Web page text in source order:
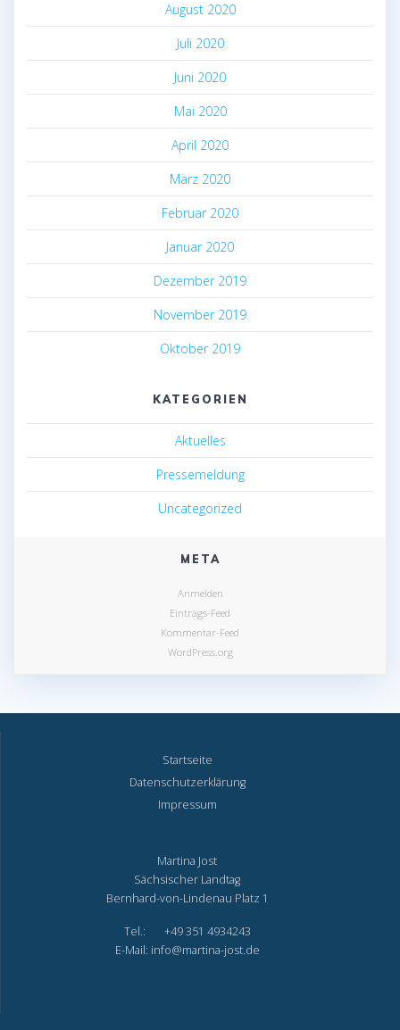
August 2020
Juli 2020
Juni 2020
Mai 2020
April 2020
März 2020
Februar 2020
Januar 2020
Dezember 2019
November 2019
Oktober 2019
KATEGORIEN
Aktuelles
Pressemeldung
Uncategorized
META
Anmelden
Eintrags-Feed
Kommentar-Feed
WordPress.org
Startseite
Datenschutzerklärung
Impressum
Martina Jost
Sächsischer Landtag
Bernhard-von-Lindenau Platz 1
Tel.: +49 351 4934243
E-Mail: info@martina-jost.de